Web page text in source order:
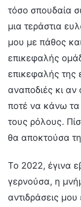
τόσο σπουδαία
μια τεράστια
μου με πάθος
επικεφαλής
επικεφαλής της
αναποδιές κι
ποτέ να κάνω
τους ρόλους.
θα αποκτούσα
Το 2022, έγινα
γερνούσα, η
αντιδράσεις